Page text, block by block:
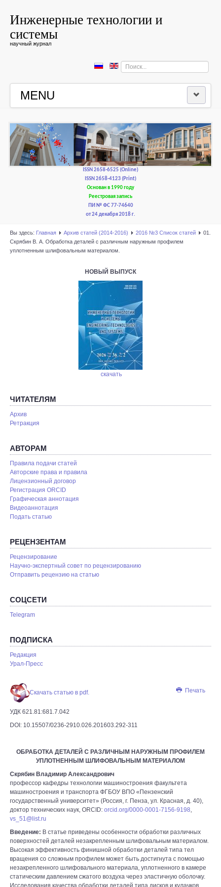
Инженерные технологии и
системы
научный журнал
Искать...
MENU
РЕДКОЛЛЕГИЯ
РЕДАКЦИОННАЯ ПОЛИТИКА И ЭТИКА
ISSN 2658-6525 (Online)
ISSN 2658-4123 (Print)
Основан в 1990 году
Реестровая запись
ПИ № ФС 77-74640
от 24 декабря 2018 г.
Вы здесь: Главная Архив статей (2014-2016) 2016 №3 Список статей
01.
Скрябин В. А. Обработка деталей с различным наружным профилем
уплотненным шлифовальным материалом.
НОВЫЙ ВЫПУСК
скачать
ЧИТАТЕЛЯМ
Архив
Ретракция
АВТОРАМ
Правила подачи статей
Авторские права и правила
Лицензионный договор
Регистрация ORCID
Графическая аннотация
Видеоаннотация
Подать статью
РЕЦЕНЗЕНТАМ
Рецензирование
Научно-экспертный совет по рецензированию
Отправить рецензию на статью
СОЦСЕТИ
Telegram
ПОДПИСКА
Редакция
Урал-Пресс
Печать
Скачать статью в pdf.
УДК 621.81:681.7.042
DOI: 10.15507/0236-2910.026.201603.292-311
ОБРАБОТКА ДЕТАЛЕЙ С РАЗЛИЧНЫМ НАРУЖНЫМ ПРОФИЛЕМ
УПЛОТНЕННЫМ ШЛИФОВАЛЬНЫМ МАТЕРИАЛОМ
Скрябин Владимир Александрович
профессор кафедры технологии машиностроения факультета
машиностроения и транспорта ФГБОУ ВПО «Пензенский
государственный университет» (Россия, г. Пенза, ул. Красная, д. 40),
доктор технических наук, ORCID: orcid.org/0000-0001-7156-9198,
vs_51@list.ru
Введение: В статье приведены особенности обработки различных
поверхностей деталей незакрепленным шлифовальным материалом.
Высокая эффективность финишной обработки деталей типа тел
вращения со сложным профилем может быть достигнута с помощью
незакрепленного шлифовального материала, уплотненного в камере
статическим давлением сжатого воздуха через эластичную оболочку.
Исследования качества обработки деталей типа дисков и кулачков